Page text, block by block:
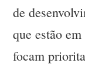
de
que estão
focam